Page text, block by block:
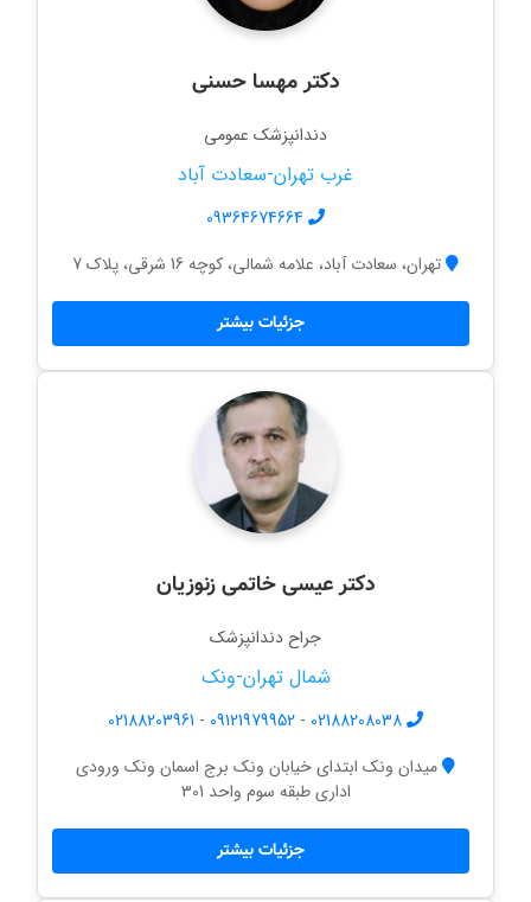
دکتر مهسا حسنی
دندانپزشک عمومی
غرب تهران-سعادت آباد
09364674664
تهران، سعادت آباد، علامه شمالی، کوچه 16 شرقی، پلاک 7
جزئیات بیشتر
دکتر عیسی خاتمی زنوزیان
جراح دندانپزشک
شمال تهران-ونک
02188208038
-
09121979952
-
02188203961
میدان ونک ابتدای خیابان ونک برج اسمان ونک ورودی
اداری طبقه سوم واحد 301
جزئیات بیشتر